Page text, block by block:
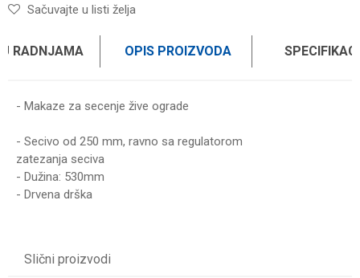
Sačuvajte u listi želja
RADNJAMA OPIS PROIZVODA
- Makaze za secenje žive ograde
- Secivo od 250 mm, ravno sa regulatorom
zatezanja seciva
- Dužina: 530mm
- Drvena drška
Slični proizvodi